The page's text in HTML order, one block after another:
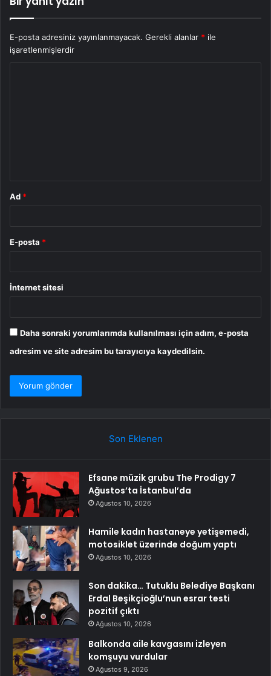
E-posta adresiniz yayınlanmayacak. Gerekli alanlar * ile
işaretlenmişlerdir
Ad *
E-posta *
İnternet sitesi
Daha sonraki yorumlarımda kullanılması için adım, e-posta
adresim ve site adresim bu tarayıcıya kaydedilsin.
Son Eklenen
Efsane müzik grubu The Prodigy 7
Ağustos’ta İstanbul’da
Ağustos 10, 2026
Hamile kadın hastaneye yetişemedi,
motosiklet üzerinde doğum yaptı
Ağustos 10, 2026
Son dakika… Tutuklu Belediye Başkanı
Erdal Beşikçioğlu’nun esrar testi
pozitif çıktı
Ağustos 10, 2026
Balkonda aile kavgasını izleyen
komşuyu vurdular
Ağustos 9, 2026